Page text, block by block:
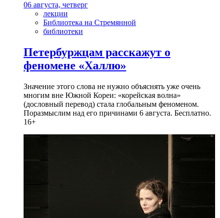
06 августа, четверг
лекции
Библиотека на Стремянной
библиотеки
Петербуржцам расскажут о
феномене «Халлю»
Значение этого слова не нужно объяснять уже очень
многим вне Южной Кореи: «корейская волна»
(дословный перевод) стала глобальным феноменом.
Поразмыслим над его причинами 6 августа. Бесплатно.
16+